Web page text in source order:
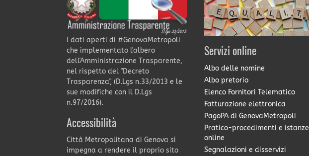
I dati aperti di #GenovaMetropoli
che implementato l'albero
dell'Amministrazione Trasparente,
nel rispetto del "Decreto
Trasparenza", (D.Lgs n.33/2013 e le
sue modifiche con il D.Lgs
n.97/2016).
Accessibilità
Città Metropolitana di Genova si
impegna a rendere il proprio sito
Servizi online
Albo delle nomine
Albo pretorio
Elenco Fornitori Telematico
Fatturazione elettronica
PagoPA di GenovaMetropoli
Pratico-procedimenti e istanze
online
Segnalazioni e disservizi